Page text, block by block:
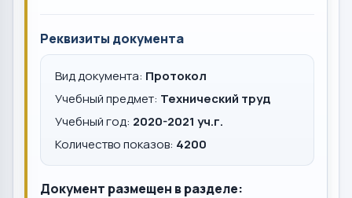
Реквизиты документа
Вид документа: Протокол
Учебный предмет: Технический труд
Учебный год: 2020-2021 уч.г.
Количество показов: 4200
Документ размещен в разделе: